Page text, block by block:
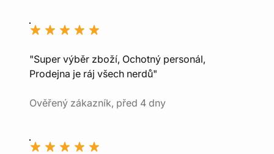
"Super výběr zboží, Ochotný personál,
Prodejna je ráj všech nerdů"
Ověřený zákazník, před 4 dny